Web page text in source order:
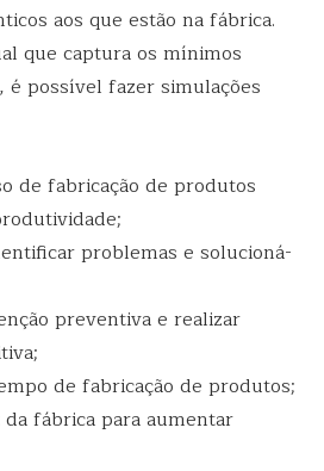
aos que estão na fábrica.
que captura os mínimos
possível fazer simulações
de fabricação de produtos
problemas e solucioná-
preventiva e realizar
de fabricação de produtos;
fábrica para aumentar